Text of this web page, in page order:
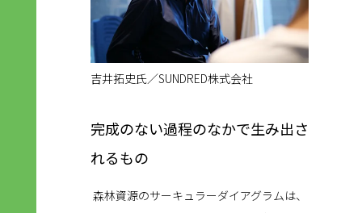
吉井拓史氏／SUNDRED株式会社
完成のない過程のなかで生み出さ
れるもの
森林資源のサーキュラーダイアグラムは、